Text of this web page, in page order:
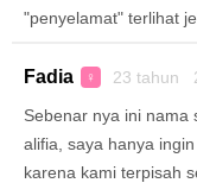
"penyelamat" terlihat
Fadia ♀ 23 tahun
Sebenar nya ini nama
alifia, saya hanya
karena kami terpisah